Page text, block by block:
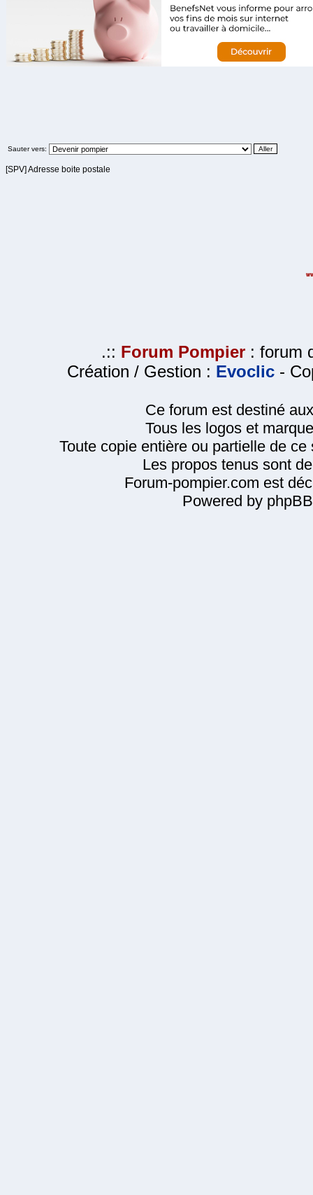
Sauter vers:
[SPV] Adresse boite postale
.:: Forum Pompier : forum
Création / Gestion : Evoclic -
Ce forum est destiné
Tous les logos et
Toute copie entière ou partielle de
Les propos tenus sont
Forum-pompier.com est
Powered by